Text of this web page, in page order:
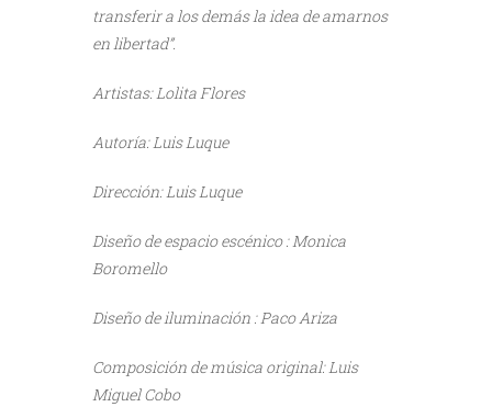
transferir a los demás la idea de amarnos
en libertad”.
Artistas: Lolita Flores
Autoría: Luis Luque
Dirección: Luis Luque
Diseño de espacio escénico : Monica
Boromello
Diseño de iluminación : Paco Ariza
Composición de música original: Luis
Miguel Cobo